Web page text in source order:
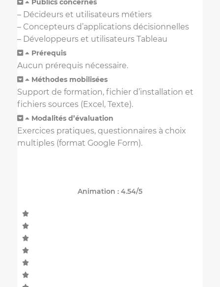
Publics concernés
– Décideurs et utilisateurs métiers
– Concepteurs d’applications décisionnelles
– Développeurs et utilisateurs Tableau
Prérequis
Aucun prérequis nécessaire.
Méthodes mobilisées
Support de formation, fichier d’installation et
fichiers sources (Excel, Texte).
Modalités d’évaluation
Exercices pratiques, questionnaires à choix
multiples (format Google Form).
Animation : 4.54/5